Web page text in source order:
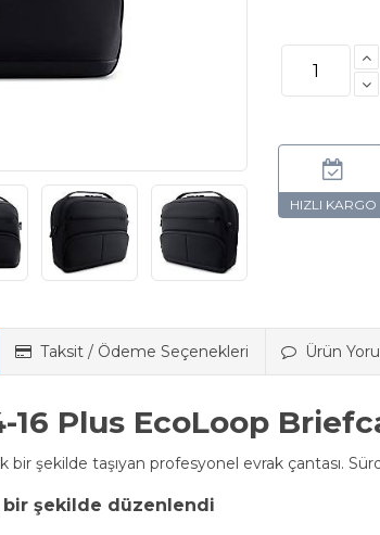
Taksit / Ödeme Seçenekleri Ürün
16 Plus EcoLoop
bir şekilde taşıyan profesyonel evrak çantası.
bir şekilde düzenlendi